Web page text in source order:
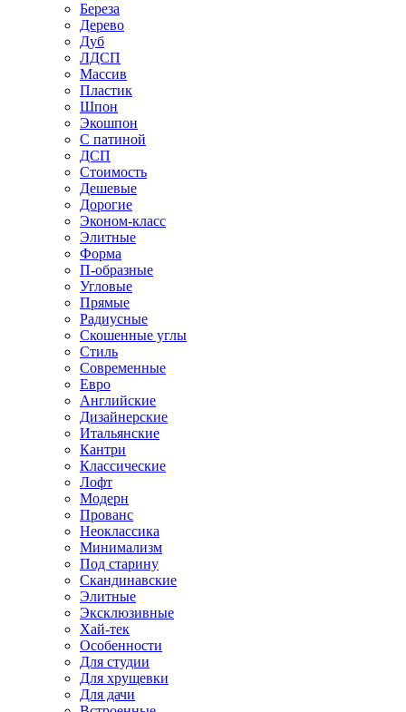
Береза
Дерево
Дуб
ЛДСП
Массив
Пластик
Шпон
Экошпон
С патиной
ДСП
Стоимость
Дешевые
Дорогие
Эконом-класс
Элитные
Форма
П-образные
Угловые
Прямые
Радиусные
Скошенные углы
Стиль
Современные
Евро
Английские
Дизайнерские
Итальянские
Кантри
Классические
Лофт
Модерн
Прованс
Неоклассика
Минимализм
Под старину
Скандинавские
Элитные
Эксклюзивные
Хай-тек
Особенности
Для студии
Для хрущевки
Для дачи